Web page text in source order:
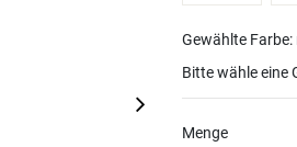
Gewählte
Bitte wähle eine
Menge